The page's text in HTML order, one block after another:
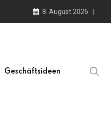
8. August 2026
Geschäftsideen